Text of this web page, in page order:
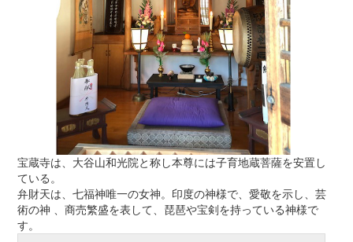
宝蔵寺は、大谷山和光院と称し本尊には子育地蔵菩薩を安置し
ている。
弁財天は、七福神唯一の女神。印度の神様で、愛敬を示し、芸
術の神 、商売繁盛を表して、琵琶や宝剣を持っている神様で
す。